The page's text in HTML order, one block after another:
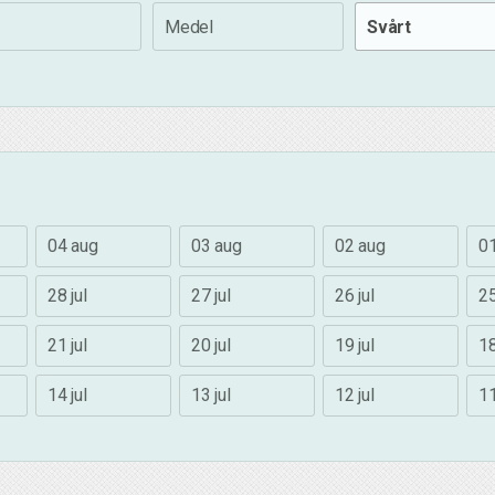
Medel Svårt
04 aug 03 aug 02 aug
28 jul 27 jul 26 jul
21 jul 20 jul 19 jul
14 jul 13 jul 12 jul